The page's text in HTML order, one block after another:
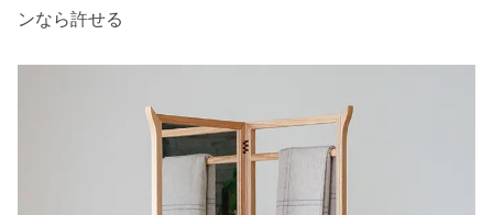
ンなら許せる